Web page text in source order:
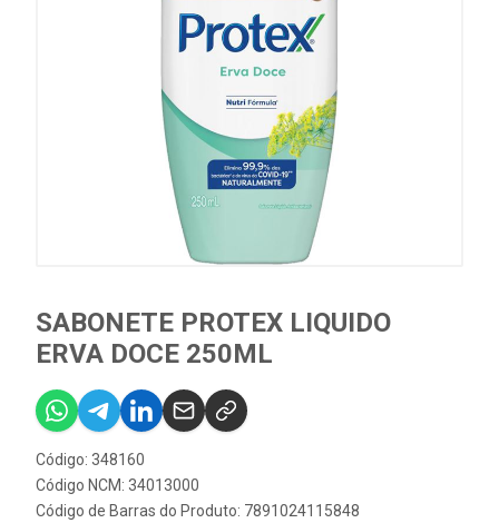
SABONETE PROTEX LIQUIDO
ERVA DOCE 250ML
Código: 348160
Código NCM: 34013000
Código de Barras do Produto: 7891024115848